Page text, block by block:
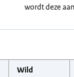
wordt deze
Wild